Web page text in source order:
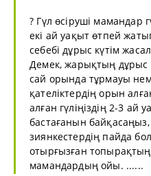
? Гүл өсіруші мамандар
екі ай уақыт өтпей
себебі дұрыс күтім
Демек, жарықтың дұрыс
сай орында тұрмауы
қателіктердің орын
алған гүліңіздің 2-3 ай
бастағанын
зиянкестердің пайда
отырғызған
мамандардың ойы. ......